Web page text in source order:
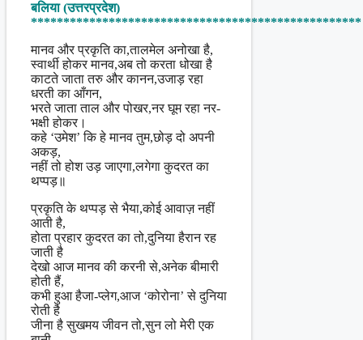
बलिया (उत्तरप्रदेश)
***************************************************
मानव और प्रकृति का,तालमेल अनोखा है,
स्वार्थी होकर मानव,अब तो करता धोखा है
काटते जाता तरु और कानन,उजाड़ रहा
धरती का आँगन,
भरते जाता ताल और पोखर,नर घूम रहा नर-
भक्षी होकर।
कहे ‘उमेश’ कि हे मानव तुम,छोड़ दो अपनी
अकड़,
नहीं तो होश उड़ जाएगा,लगेगा कुदरत का
थप्पड़॥
प्रकृति के थप्पड़ से भैया,कोई आवाज़ नहीं
आती है,
होता प्रहार कुदरत का तो,दुनिया हैरान रह
जाती है
देखो आज मानव की करनी से,अनेक बीमारी
होती हैं,
कभी हुआ हैजा-प्लेग,आज ‘कोरोना’ से दुनिया
रोती है
जीना है सुखमय जीवन तो,सुन लो मेरी एक